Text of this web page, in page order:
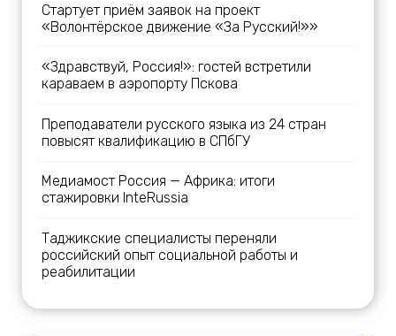
Стартует приём заявок на проект
«Волонтёрское движение «За Русский!»»
«Здравствуй, Россия!»: гостей встретили
караваем в аэропорту Пскова
Преподаватели русского языка из 24 стран
повысят квалификацию в СПбГУ
Медиамост Россия — Африка: итоги
стажировки InteRussia
Таджикские специалисты переняли
российский опыт социальной работы и
реабилитации